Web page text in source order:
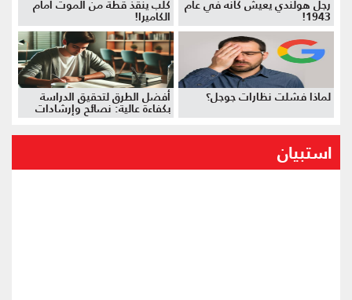
رجل هولندي يعيش كأنه في عام
1943!
كلب ينقذ قطة من الموت أمام
الكاميرا!
لماذا فشلت نظارات جوجل؟ أفضل الطرق لتحقيق الدراسة
بكفاءة عالية: نصائح وإرشادات
استبيان